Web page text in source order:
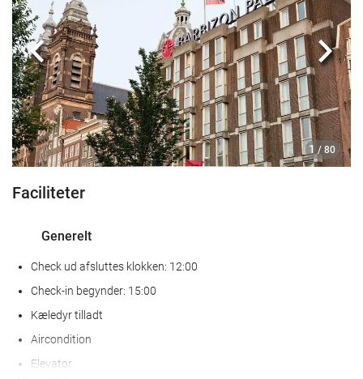
1 / 80
Previous
Faciliteter
Generelt
Check ud afsluttes klokken: 12:00
Check-in begynder: 15:00
Kæledyr tilladt
Aircondition
Elevator